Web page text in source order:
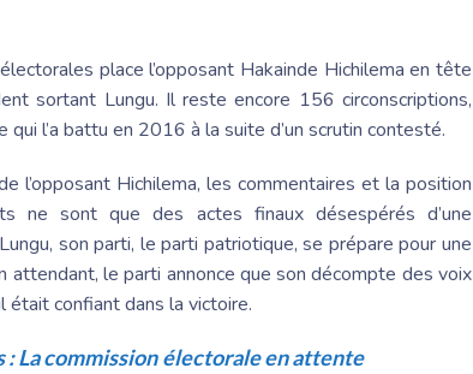
place l’opposant Hakainde Hichilema en tête
sortant Lungu. Il reste encore 156 circonscriptions,
qui l’a battu en 2016 à la suite d’un scrutin contesté.
l’opposant Hichilema, les commentaires et la position
ne sont que des actes finaux désespérés d’une
son parti, le parti patriotique, se prépare pour une
attendant, le parti annonce que son décompte des voix
était confiant dans la victoire.
: La commission électorale en attente